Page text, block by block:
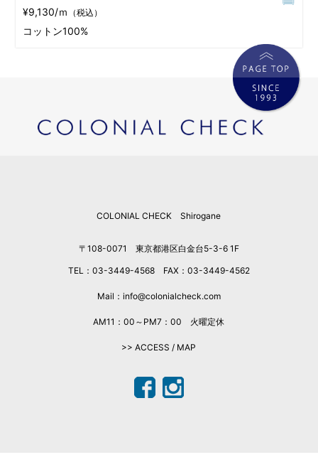
¥9,130/ｍ （税込）
コットン100%
COLONIAL CHECK Shirogane
〒108-0071 東京都港区白金台5-3-6 1F
TEL：03-3449-4568 FAX：03-3449-4562
Mail：info@colonialcheck.com
AM11：00～PM7：00 火曜定休
>> ACCESS / MAP